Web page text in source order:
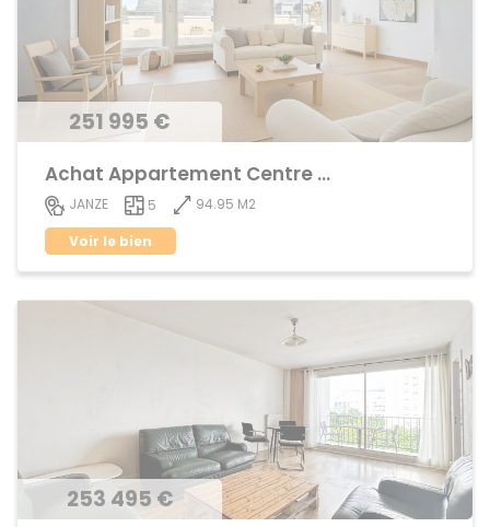
251 995 €
Achat Appartement Centre ville
JANZE 5
94.95 M2
Voir le bien
253 495 €